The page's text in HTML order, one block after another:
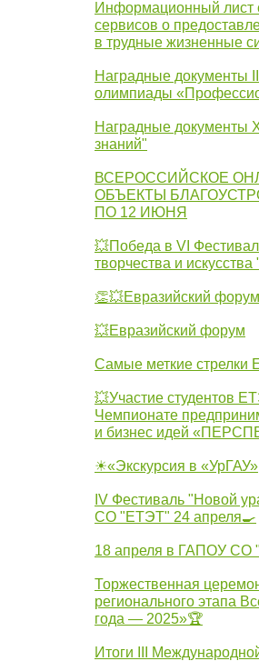
Информационный лист
сервисов о
в трудные жизненные
Наградные документы
олимпиады
Наградные документы
знаний"
ВСЕРОССИЙСКОЕ
ОБЪЕКТЫ
ПО 12 ИЮНЯ
💥Победа в VI
творчества и
👏💥Евразийский форум
💥Евразийский форум
Самые меткие стрелки
💥Участие студентов
Чемпионате
и бизнес идей
☀«Экскурсия в «УрГАУ»
IV Фестиваль "Новой
СО "ЕТЭТ" 24 апреля🍳
18 апреля в ГАПОУ СО
Торжественная
регионального этапа
года — 2025»🏆
Итоги III